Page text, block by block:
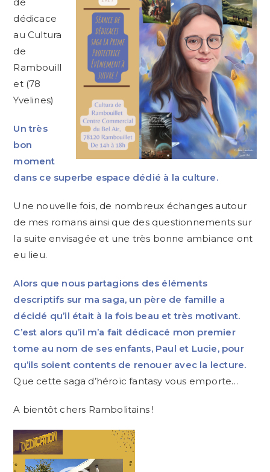
dédicace
au Cultura
de
Rambouill
et (78
Yvelines)
Un très
bon
moment
dans ce superbe espace dédié à la culture.
Une nouvelle fois, de nombreux échanges autour
de mes romans ainsi que des questionnements sur
la suite envisagée et une très bonne ambiance ont
eu lieu.
Alors que nous partagions des éléments
descriptifs sur ma saga, un père de famille a
décidé qu’il était à la fois beau et très motivant.
C’est alors qu’il m’a fait dédicacé mon premier
tome au nom de ses enfants, Paul et Lucie, pour
qu’ils soient contents de renouer avec la lecture.
Que cette saga d’héroïc fantasy vous emporte…
A bientôt chers Rambolitains !
Lecteur
vidéo